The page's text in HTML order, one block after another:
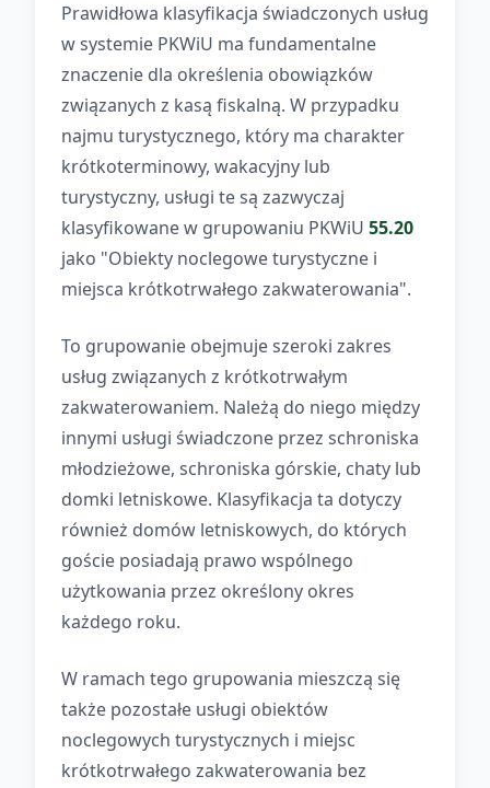
Prawidłowa klasyfikacja świadczonych usług
w systemie PKWiU ma fundamentalne
znaczenie dla określenia obowiązków
związanych z kasą fiskalną. W przypadku
najmu turystycznego, który ma charakter
krótkoterminowy, wakacyjny lub
turystyczny, usługi te są zazwyczaj
klasyfikowane w grupowaniu PKWiU 55.20
jako "Obiekty noclegowe turystyczne i
miejsca krótkotrwałego zakwaterowania".
To grupowanie obejmuje szeroki zakres
usług związanych z krótkotrwałym
zakwaterowaniem. Należą do niego między
innymi usługi świadczone przez schroniska
młodzieżowe, schroniska górskie, chaty lub
domki letniskowe. Klasyfikacja ta dotyczy
również domów letniskowych, do których
goście posiadają prawo wspólnego
użytkowania przez określony okres
każdego roku.
W ramach tego grupowania mieszczą się
także pozostałe usługi obiektów
noclegowych turystycznych i miejsc
krótkotrwałego zakwaterowania bez